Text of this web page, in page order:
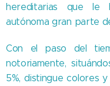
hereditarias que le
autónoma gran parte
Con el paso del
notoriamente,
5%, distingue colores